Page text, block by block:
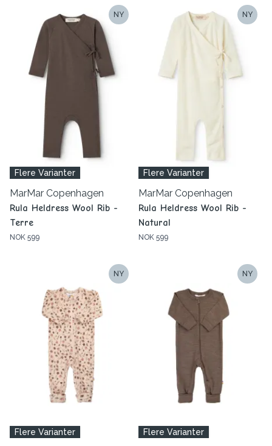
NY
Flere Varianter
MarMar Copenhagen
Rula Heldress Wool Rib -
Terre
NOK 599
NY
Flere Varianter
MarMar Copenhagen
Rula Heldress Wool Rib -
Natural
NOK 599
NY
Flere Varianter
NY
Flere Varianter